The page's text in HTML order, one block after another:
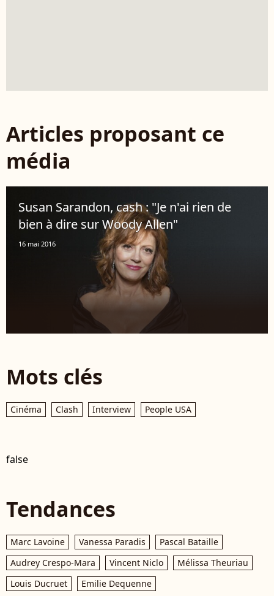
Articles proposant ce
média
Susan Sarandon, cash : "Je n'ai rien de
bien à dire sur Woody Allen"
16 mai 2016
Mots clés
Cinéma Clash Interview People USA
false
Tendances
Marc Lavoine Vanessa Paradis
Pascal Bataille
Audrey Crespo-Mara
Vincent Niclo
Mélissa Theuriau
Louis Ducruet
Emilie Dequenne